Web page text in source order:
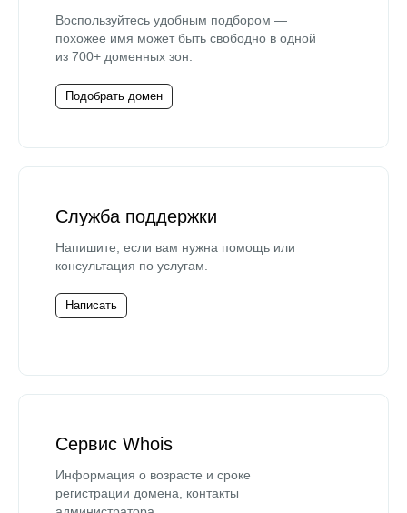
Воспользуйтесь удобным подбором —
похожее имя может быть свободно в одной
из 700+ доменных зон.
Подобрать домен
Служба поддержки
Напишите, если вам нужна помощь или
консультация по услугам.
Написать
Сервис Whois
Информация о возрасте и сроке
регистрации домена, контакты